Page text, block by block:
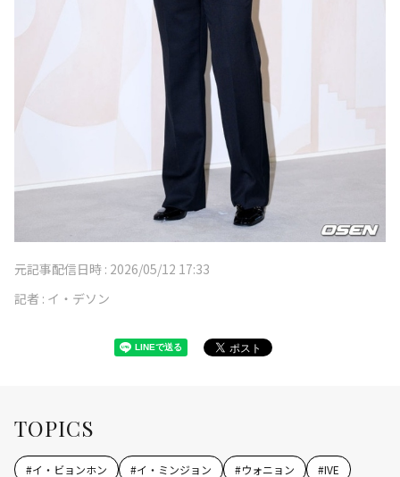
元記事配信日時 : 2026/05/12 17:33
記者 : イ・デソン
TOPICS
#イ・ビョンホン #イ・ミンジョン #ウォニョン #IVE